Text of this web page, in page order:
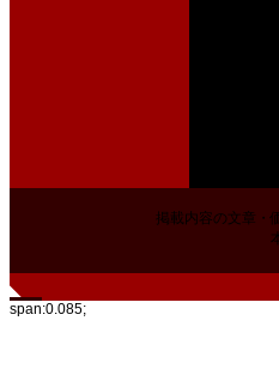
掲載内容の文章・
span:0.085;